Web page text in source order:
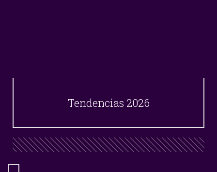
Tendencias 2026